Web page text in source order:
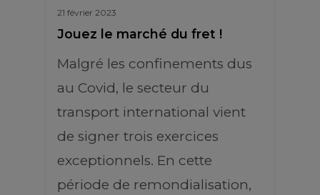
21 février 2023
Jouez le marché du fret !
Malgré les confinements dus
au Covid, le secteur du
transport international vient
de signer trois exercices
exceptionnels. En cette
période de remondialisation,